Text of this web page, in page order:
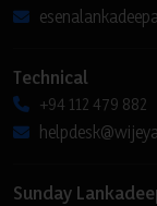
Technical
+94 112 479 882
Sunday